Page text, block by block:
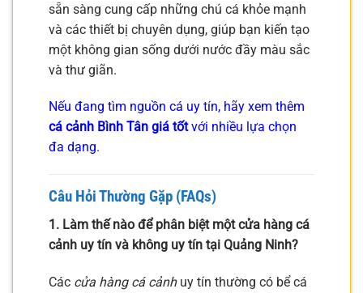
sẵn sàng cung cấp những chú cá khỏe mạnh
và các thiết bị chuyên dụng, giúp bạn kiến tạo
một không gian sống dưới nước đầy màu sắc
và thư giãn.
Nếu đang tìm nguồn cá uy tín, hãy xem thêm
cá cảnh Bình Tân giá tốtvới nhiều lựa chọn
đa dạng.
Câu Hỏi Thường Gặp (FAQs)
1. Làm thế nào để phân biệt một cửa hàng cá
cảnh uy tín và không uy tín tại Quảng Ninh?
Các cửa hàng cá cảnhuy tín thường có bể cá